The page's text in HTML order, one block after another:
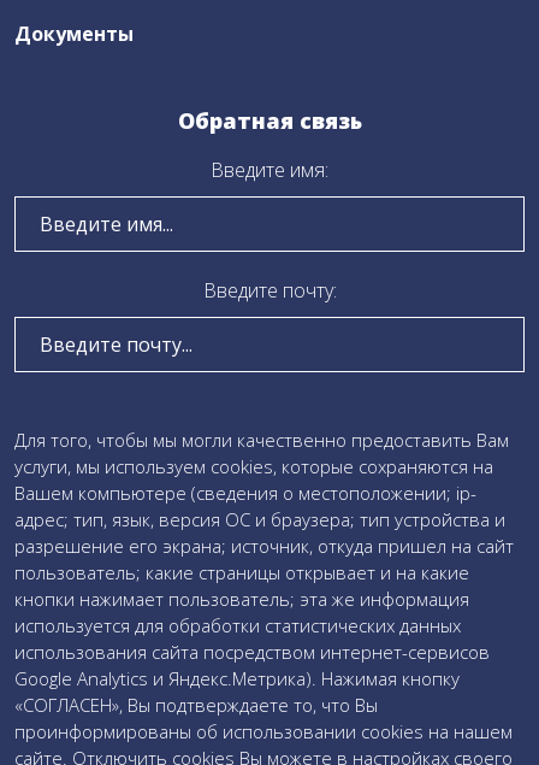
Заказ электронного пропуска
Бережливое управление
Нормативные документы
Локальные акты
Визуализация проектной деятельности
Коробочные решения
Участие в мероприятиях
Загружаемые документы
Документы
Обратная связь
Введите имя:
Введите почту:
Даю своесогласие на обработку персональных данных
и соглашаюсь cполитикой обработки персональных
данных
Для того, чтобы мы могли качественно предоставить Вам
услуги, мы используем cookies, которые сохраняются на
Вашем компьютере (сведения о местоположении; ip-
адрес; тип, язык, версия ОС и браузера; тип устройства и
разрешение его экрана; источник, откуда пришел на сайт
пользователь; какие страницы открывает и на какие
кнопки нажимает пользователь; эта же информация
используется для обработки статистических данных
использования сайта посредством интернет-сервисов
Google Analytics и Яндекс.Метрика). Нажимая кнопку
«СОГЛАСЕН», Вы подтверждаете то, что Вы
проинформированы об использовании cookies на нашем
сайте. Отключить cookies Вы можете в настройках своего